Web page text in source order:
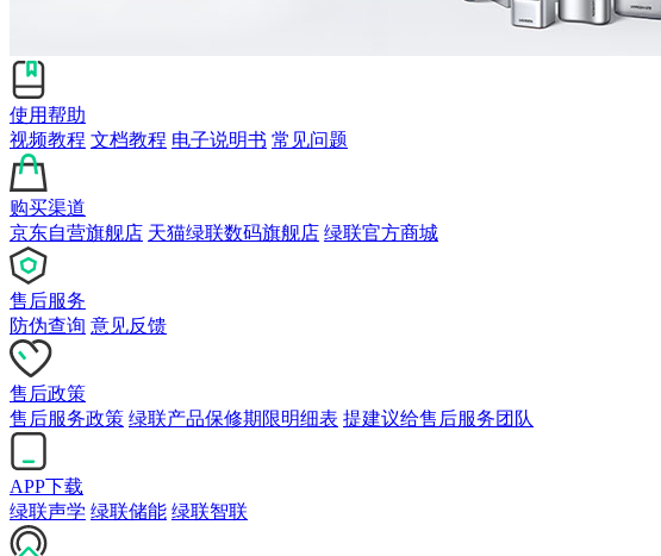
使用帮助
视频教程 文档教程 电子说明书 常见问题
购买渠道
京东自营旗舰店 天猫绿联数码旗舰店 绿联官方商城
售后服务
防伪查询 意见反馈
售后政策
售后服务政策 绿联产品保修期限明细表 提建议给售后服务团队
APP下载
绿联声学 绿联储能 绿联智联